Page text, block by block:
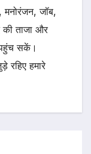
जॉब,
की ताजा और
सकें।
रहिए हमारे